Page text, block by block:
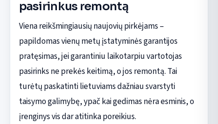
pasirinkus remontą
Viena reikšmingiausių naujovių pirkėjams –
papildomas vienų metų įstatyminės garantijos
pratęsimas, jei garantiniu laikotarpiu vartotojas
pasirinks ne prekės keitimą, o jos remontą. Tai
turėtų paskatinti lietuviams dažniau svarstyti
taisymo galimybę, ypač kai gedimas nėra esminis, o
įrenginys vis dar atitinka poreikius.